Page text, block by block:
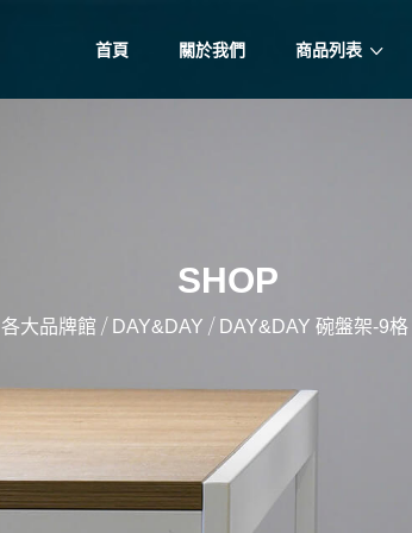
首頁 關於我們 商品列表
SHOP
各大品牌館 / DAY&DAY / DAY&DAY 碗盤架-9